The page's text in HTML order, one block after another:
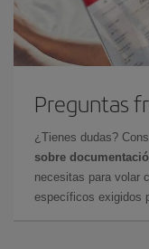
Preguntas
¿Tienes dudas?
sobre
necesitas para volar
específicos exigidos